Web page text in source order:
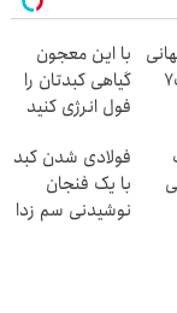
با پودر جلبک7
با این معجون
گیاهی کبدتان را
فول انرژی کنید
فولادی شدن کبد
با یک فنجان
نوشیدنی سم زدا